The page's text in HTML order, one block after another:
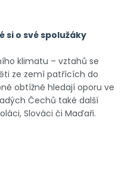
si o své spolužáky
klimatu – vztahů se
ze zemí patřících do
obtížně hledají oporu ve
Čechů také další
Slováci či Maďaři.